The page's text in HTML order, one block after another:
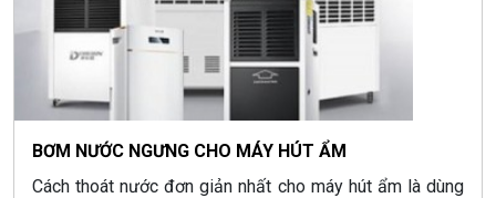
BƠM NƯỚC NGƯNG CHO MÁY HÚT ẨM
Cách thoát nước đơn giản nhất cho máy hút ẩm là dùng